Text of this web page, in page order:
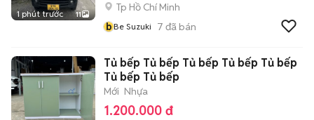
1 phút trước 11
Tp Hồ Chí Minh
bBe Suzuki 7 đã bán
Tủ bếp Tủ bếp Tủ bếp Tủ bếp Tủ bếp
Tủ bếp Tủ bếp
Mới Nhựa
1.200.000 đ